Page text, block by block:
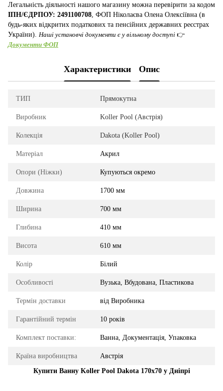
Легальність діяльності нашого магазину можна перевірити за кодом
ІПН/ЄДРПОУ: 2491100708 , ФОП Ніколаєва Олена Олексіївна (в
будь-яких відкритих податкових та пенсійних державних реєстрах
України). Наші установчі документи є у вільному доступі 👉
Документи ФОП
Характеристики Опис
ТИП Прямокутна
Виробник Koller Pool (Австрія)
Колекція Dakota (Koller Pool)
Матеріал Акрил
Опори (Ніжки) Купуються окремо
Довжина 1700 мм
Ширина 700 мм
Глибина 410 мм
Висота 610 мм
Колір Білий
Особливості Вузька, Вбудована, Пластикова
Термін доставки від Виробника
Гарантійний термін 10 років
Комплект поставки: Ванна, Документація, Упаковка
Країна виробництва
Австрія
Купити Ванну Koller Pool Dakota 170x70 у Дніпрі